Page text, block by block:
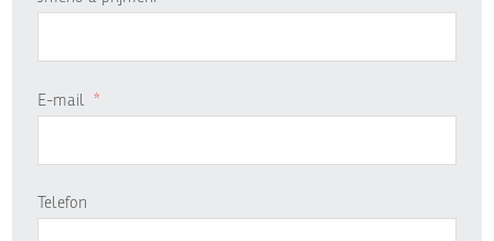
E-mail *
Telefon